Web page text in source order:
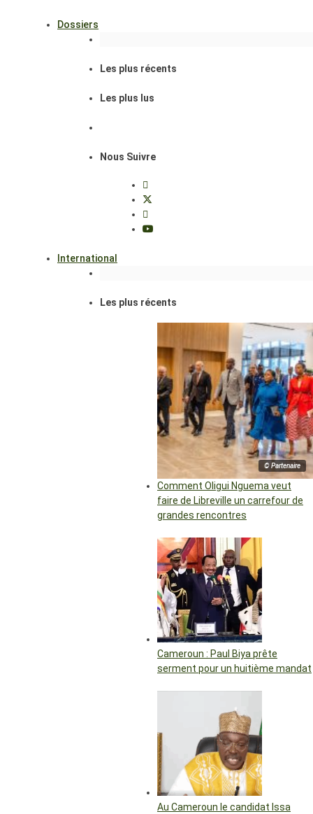
Dossiers
Les plus récents
Les plus lus
Nous Suivre
International
Les plus récents
© Partenaire
Comment Oligui Nguema veut
faire de Libreville un carrefour de
grandes rencontres
Cameroun : Paul Biya prête
serment pour un huitième mandat
Au Cameroun le candidat Issa